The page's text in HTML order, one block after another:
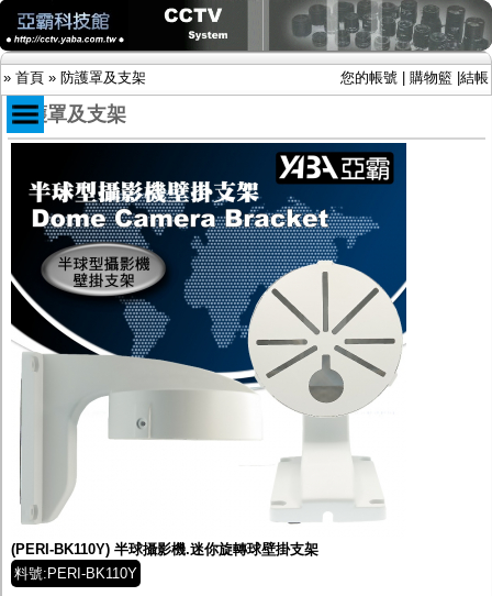
» 首頁 » 防護罩及支架 您的帳號 購物籃 結帳
商品目錄
限時促銷特惠專案
IP網路攝影機及錄放影機
AHD DVR數位錄放影機
AHD半球型(適用屋內)
AHD中小型紅外線攝影機(適用騎樓、室內外)
AHD防護罩型攝影機(適用屋外，紅外線照射
距離遠）
AHD特殊功能型攝影機
旋轉型攝影機.旋轉台
傳統高解析攝影機
多路攝影機單軸傳輸
監聽器.麥克風
網路設備
視訊轉換設備
雙絞線傳輸器
雜訊改善器
防護罩及支架
(PERI-BK110Y) 半球攝影機.迷你旋轉球壁掛支架
料號:PERI-BK110Y